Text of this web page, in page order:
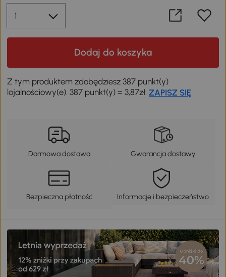
Dodaj do koszyka
Z tym produktem zdobędziesz 387 punkt(y)
lojalnościowy(e). 387 punkt(y) = 3,87zł.ZAPISZ SIĘ
Darmowa dostawa Gwarancja dostawy
Bezpieczna płatność Informacje i bezpieczeństwo